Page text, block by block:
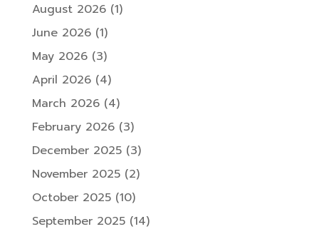
August 2026(1)
June 2026(1)
May 2026(3)
April 2026(4)
March 2026(4)
February 2026(3)
December 2025(3)
November 2025(2)
October 2025(10)
September 2025(14)